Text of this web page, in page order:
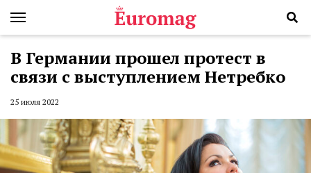
В Германии прошел протест в
связи с выступлением Нетребко
25 июля 2022